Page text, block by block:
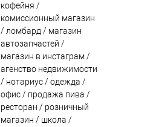
кофейня /
комиссионный магазин
/ ломбард / магазин
автозапчастей /
магазин в инстаграм /
агенство недвижимости
/ нотариус / одежда /
офис / продажа пива /
ресторан / розничный
магазин / школа /